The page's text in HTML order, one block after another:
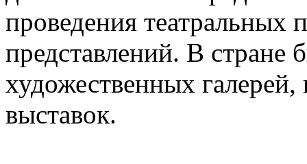
проведения театральных
представлений. В стране
художественных
выставок.